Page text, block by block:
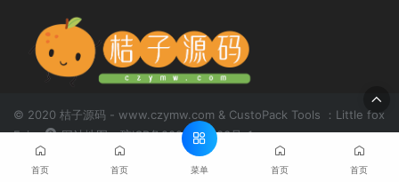
© 2020 桔子源码 - www.czymw.com & CustoPack Tools ：Little fox
Fairy
网站地图 琼ICP备2020081683号-1
首页 首页 菜单 首页 首页